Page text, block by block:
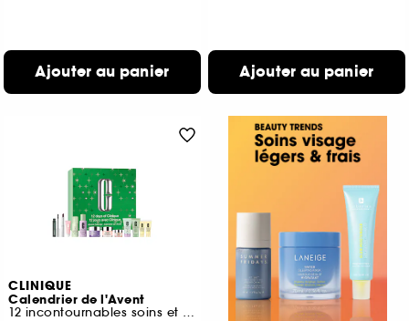
Ajouter au panier Ajouter au panier
CLINIQUE
Calendrier de l'Avent
12 incontournables soins et make-up